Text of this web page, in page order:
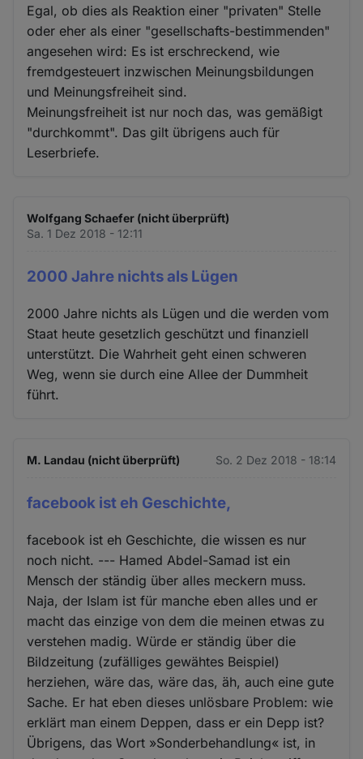
Egal, ob dies als Reaktion einer "privaten" Stelle
oder eher als einer "gesellschafts-bestimmenden"
angesehen wird: Es ist erschreckend, wie
fremdgesteuert inzwischen Meinungsbildungen
und Meinungsfreiheit sind.
Meinungsfreiheit ist nur noch das, was gemäßigt
"durchkommt". Das gilt übrigens auch für
Leserbriefe.
Wolfgang Schaefer (nicht überprüft)
Sa. 1 Dez 2018 - 12:11
2000 Jahre nichts als Lügen
2000 Jahre nichts als Lügen und die werden vom
Staat heute gesetzlich geschützt und finanziell
unterstützt. Die Wahrheit geht einen schweren
Weg, wenn sie durch eine Allee der Dummheit
führt.
M. Landau (nicht überprüft) So. 2 Dez 2018 - 18:14
facebook ist eh Geschichte,
facebook ist eh Geschichte, die wissen es nur
noch nicht. --- Hamed Abdel-Samad ist ein
Mensch der ständig über alles meckern muss.
Naja, der Islam ist für manche eben alles und er
macht das einzige von dem die meinen etwas zu
verstehen madig. Würde er ständig über die
Bildzeitung (zufälliges gewähtes Beispiel)
herziehen, wäre das, wäre das, äh, auch eine gute
Sache. Er hat eben dieses unlösbare Problem: wie
erklärt man einem Deppen, dass er ein Depp ist?
Übrigens, das Wort »Sonderbehandlung« ist, in